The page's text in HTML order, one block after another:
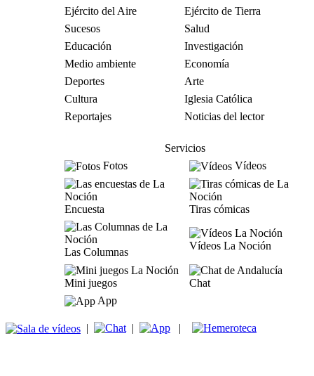
Ejército del Aire
Ejército de Tierra
Sucesos
Salud
Educación
Investigación
Medio ambiente
Economía
Deportes
Arte
Cultura
Iglesia Católica
Reportajes
Noticias del lector
Servicios
Fotos
Vídeos
Encuesta Tiras cómicas
Las Columnas
Vídeos La Noción
Mini juegos
Chat
App
| | |